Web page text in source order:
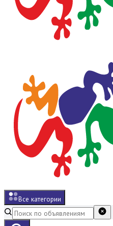
Все категории